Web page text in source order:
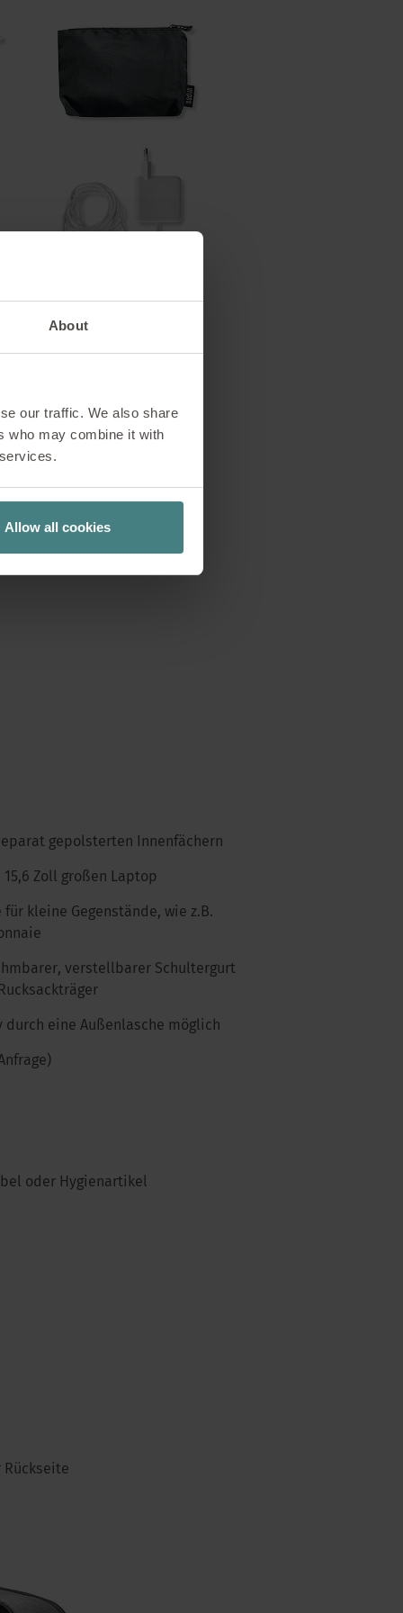
About
our traffic. We also share
who may combine it with
Allow all cookies
gepolsterten Innenfächern
Zoll großen Laptop
kleine Gegenstände, wie z.B.
verstellbarer Schultergurt
durch eine Außenlasche möglich
oder Hygienartikel
Rückseite